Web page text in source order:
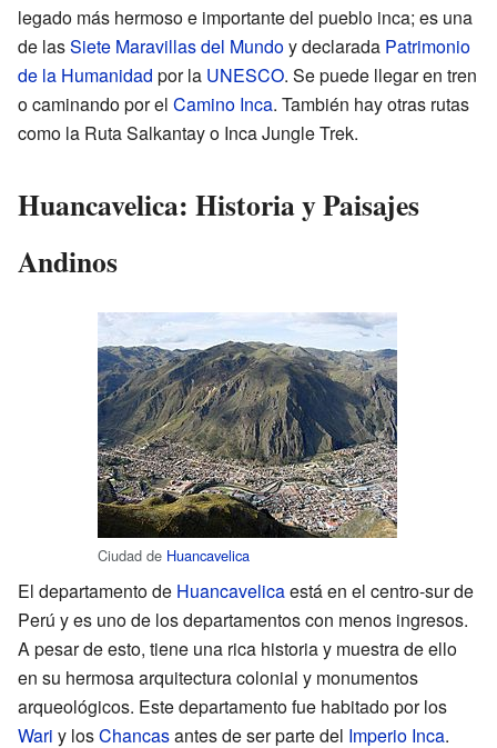
legado más hermoso e importante del pueblo inca; es una
de lasSiete Maravillas del Mundoy declarada Patrimonio
de la Humanidad por la UNESCO. Se puede llegar en tren
o caminando por el Camino Inca. También hay otras rutas
como la Ruta Salkantay o Inca Jungle Trek.
Huancavelica: Historia y Paisajes
Andinos
Ciudad de Huancavelica
El departamento de Huancavelicaestá en el centro-sur de
Perú y es uno de los departamentos con menos ingresos.
A pesar de esto, tiene una rica historia y muestra de ello
en su hermosa arquitectura colonial y monumentos
arqueológicos. Este departamento fue habitado por los
Wari y losChancasantes de ser parte del Imperio Inca.